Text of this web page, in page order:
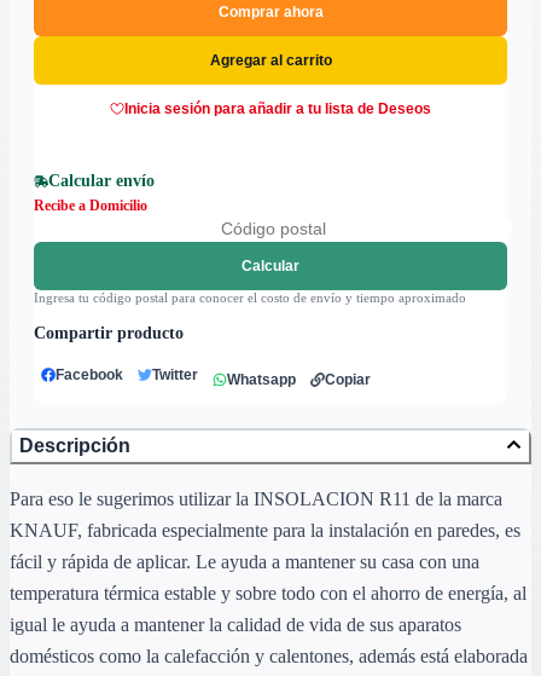
Comprar ahora
Agregar al carrito
Inicia sesión para añadir a tu lista de Deseos
Calcular envío
Recibe a Domicilio
Calcular
Ingresa tu código postal para conocer el costo de envío y tiempo aproximado
Compartir producto
Facebook Twitter Whatsapp Copiar
Descripción
Para eso le sugerimos utilizar la INSOLACION R11 de la marca
KNAUF, fabricada especialmente para la instalación en paredes, es
fácil y rápida de aplicar. Le ayuda a mantener su casa con una
temperatura térmica estable y sobre todo con el ahorro de energía, al
igual le ayuda a mantener la calidad de vida de sus aparatos
domésticos como la calefacción y calentones, además está elaborada